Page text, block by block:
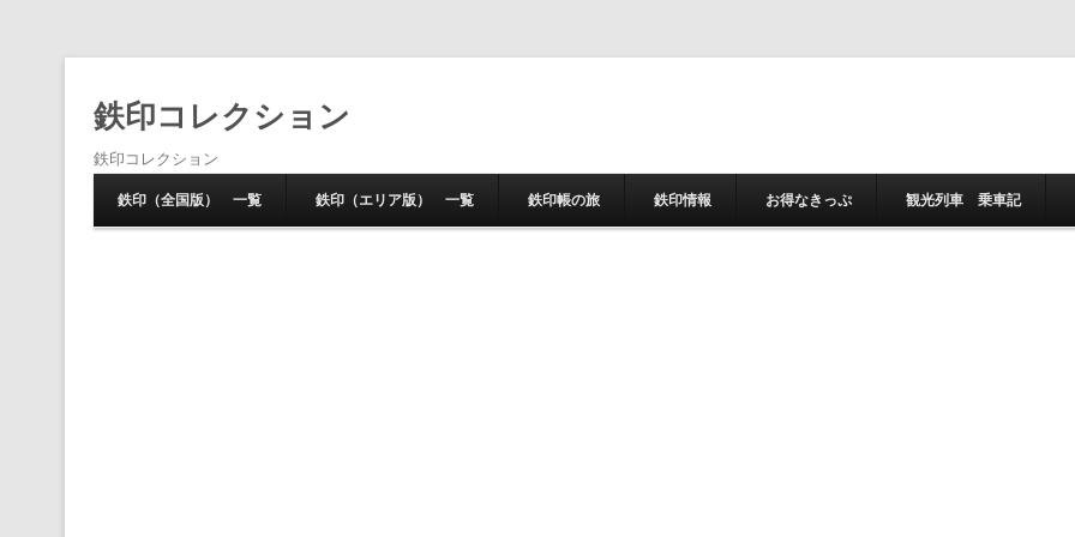
鉄印コレクション
鉄印コレクション
鉄印（全国版） 一覧 鉄印（エリア版） 一覧 鉄印帳の旅 鉄印情報 お得なきっぷ 観光列車 乗車記